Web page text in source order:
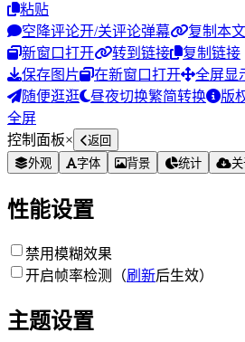
粘贴
空降评论开/关评论弹幕
复制本
新窗口打开
转到链接
复制链接
保存图片
在新窗口打开 全屏显
随便逛逛
昼夜切换繁简转换 版
全屏
控制面板×
返回
外观
字体 背景 统计
性能设置
禁用模糊效果
开启帧率检测（刷新后生效）
主题设置